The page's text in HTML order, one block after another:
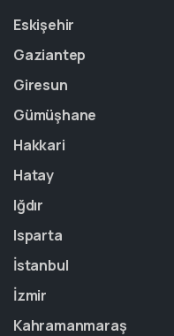
Eskişehir
Gaziantep
Giresun
Gümüşhane
Hakkari
Hatay
Iğdır
Isparta
İstanbul
İzmir
Kahramanmaraş